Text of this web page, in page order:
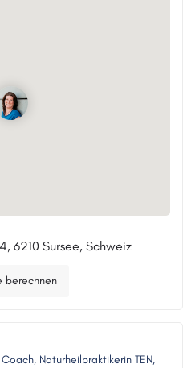
6210 Sursee, Schweiz
berechnen
Naturheilpraktikerin TEN,